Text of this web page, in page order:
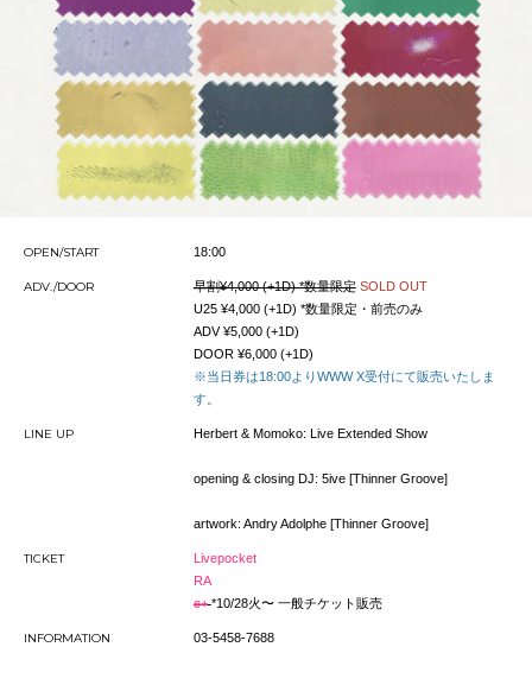
OPEN/START 18:00
ADV./DOOR 早割¥4,000 (+1D) *数量限定 SOLD OUT
U25 ¥4,000 (+1D) *数量限定・前売のみ
ADV ¥5,000 (+1D)
DOOR ¥6,000 (+1D)
※当日券は18:00よりWWW X受付にて販売いたしま
す。
LINE UP Herbert & Momoko: Live Extended Show
opening & closing DJ: 5ive [Thinner Groove]
artwork: Andry Adolphe [Thinner Groove]
TICKET
Livepocket
RA
e+ *10/28火〜 一般チケット販売
INFORMATION 03-5458-7688